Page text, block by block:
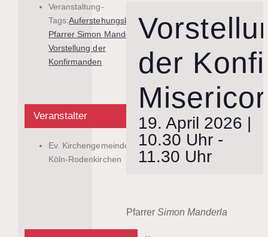
der
19. April 2026 |
10.30 Uhr-
11.30 Uhr
Pfarrer Simon Manderla
Veranstaltung-
Tags:Auferstehungskirche
Pfarrer Simon Manderla
Vorstellung der
Konfirmanden
Veranstalter
Ev. Kirchengemeinde
Köln-Rodenkirchen